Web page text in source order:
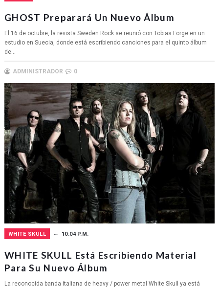
GHOST Preparará Un Nuevo Álbum
El 16 de octubre, la revista Sweden Rock se reunió con Tobias Forge en un
estudio en Suecia, donde está escribiendo canciones para el quinto álbum
de...
ADMINISTRADOR 0
WHITE SKULL 10:04 P.M.
WHITE SKULL Está Escribiendo Material
Para Su Nuevo Álbum
La reconocida banda italiana de heavy / power metal White Skull ya está